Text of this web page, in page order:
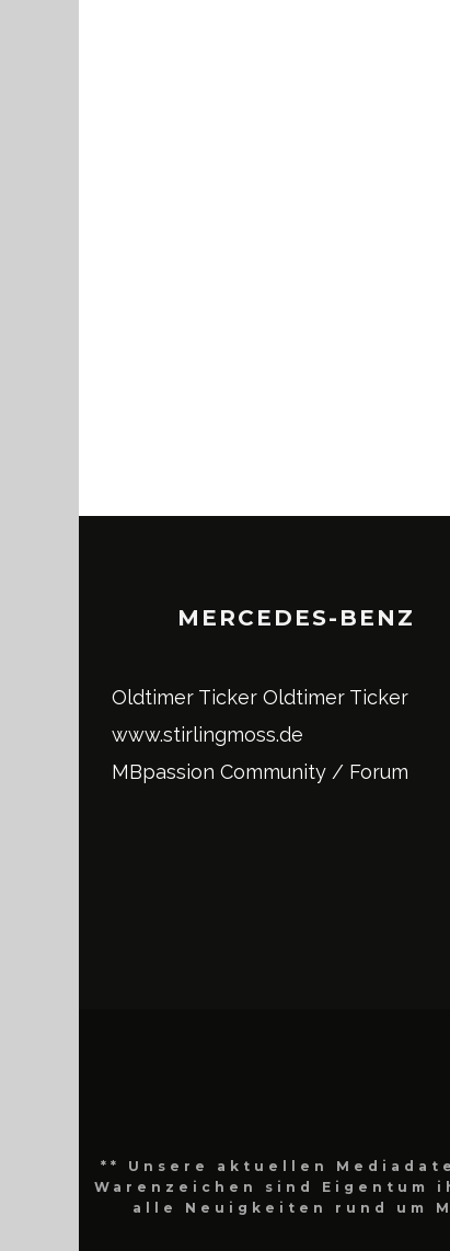
MERCEDES-BENZ
Oldtimer Ticker Oldtimer Ticker
www.stirlingmoss.de
MBpassion Community / Forum
** Unsere aktuellen
Warenzeichen sind Eigentum
alle Neuigkeiten rund um